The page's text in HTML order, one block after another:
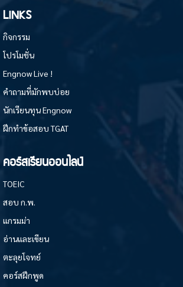
LINKS
กิจกรรม
โปรโมชั่น
Engnow Live !
คำถามที่มักพบบ่อย
นักเรียนทุน Engnow
ฝึกทำข้อสอบ TGAT
คอร์สเรียนออนไลน์
TOEIC
สอบ ก.พ.
แกรมม่า
อ่านและเขียน
ตะลุยโจทย์
คอร์สฝึกพูด